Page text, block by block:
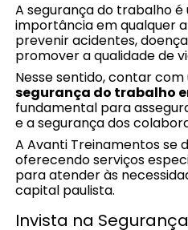
A segurança do trabalho
importância em qualquer
prevenir acidentes,
promover a qualidade de
Nesse sentido, contar com
segurança do trabalho
fundamental para
e a segurança dos
A Avanti Treinamentos se
oferecendo serviços
para atender às
capital paulista.
Invista na